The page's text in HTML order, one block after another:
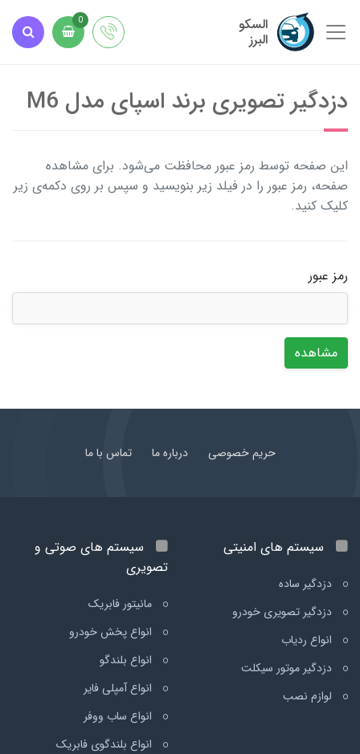
السکو
البرز
0
دزدگیر تصویری برند اسپای مدل M6
این صفحه توسط رمز عبور محافظت می‌شود. برای مشاهده
صفحه، رمز عبور را در فیلد زیر بنویسید و سپس بر روی دکمه‌ی زیر
کلیک کنید.
رمز عبور
مشاهده
حریم خصوصی درباره ما تماس با ما
سیستم های امنیتی
دزدگیر ساده
دزدگیر تصویری خودرو
انواع ردیاب
دزدگیر موتور سیکلت
لوازم نصب
سیستم های صوتی و
تصویری
مانیتور فابریک
انواع پخش خودرو
انواع بلندگو
انواع آمپلی فایر
انواع ساب ووفر
انواع بلندگوی فابریک